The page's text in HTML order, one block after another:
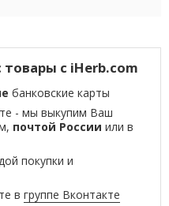
с iHerb.com
банковские карты
- мы выкупим Ваш
почтой России или в
покупки и
вгруппе Вконтакте